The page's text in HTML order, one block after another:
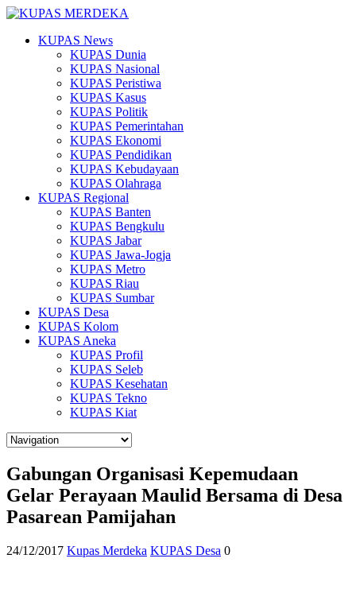
KUPAS News
KUPAS Dunia
KUPAS Nasional
KUPAS Peristiwa
KUPAS Kasus
KUPAS Politik
KUPAS Pemerintahan
KUPAS Ekonomi
KUPAS Pendidikan
KUPAS Kebudayaan
KUPAS Olahraga
KUPAS Regional
KUPAS Banten
KUPAS Bengkulu
KUPAS Jabar
KUPAS Jawa-Jogja
KUPAS Metro
KUPAS Riau
KUPAS Sumbar
KUPAS Desa
KUPAS Kolom
KUPAS Aneka
KUPAS Profil
KUPAS Seleb
KUPAS Kesehatan
KUPAS Tekno
KUPAS Kiat
Gabungan Organisasi Kepemudaan
Gelar Perayaan Maulid Bersama di Desa
Pasarean Pamijahan
24/12/2017 Kupas Merdeka KUPAS Desa 0